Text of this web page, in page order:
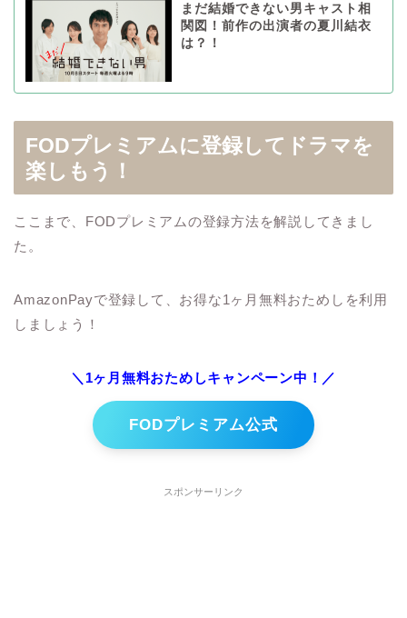
まだ結婚できない男キャスト相
関図！前作の出演者の夏川結衣
は？！
FODプレミアムに登録してドラマを
楽しもう！
ここまで、FODプレミアムの登録方法を解説してきまし
た。
AmazonPayで登録して、お得な1ヶ月無料おためしを利用
しましょう！
＼1ヶ月無料おためしキャンペーン中！／
FODプレミアム公式
スポンサーリンク